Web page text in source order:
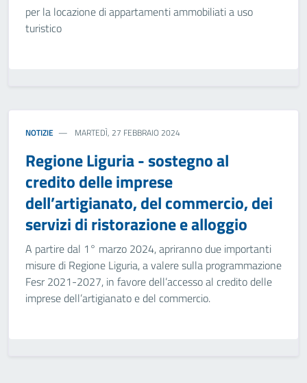
per la locazione di appartamenti ammobiliati a uso
turistico
NOTIZIE MARTEDÌ, 27 FEBBRAIO 2024
Regione Liguria - sostegno al
credito delle imprese
dell’artigianato, del commercio, dei
servizi di ristorazione e alloggio
A partire dal 1° marzo 2024, apriranno due importanti
misure di Regione Liguria, a valere sulla programmazione
Fesr 2021-2027, in favore dell’accesso al credito delle
imprese dell’artigianato e del commercio.